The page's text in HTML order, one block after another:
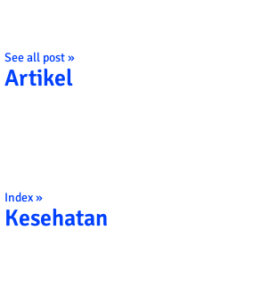
See all post »
Artikel
Index »
Kesehatan